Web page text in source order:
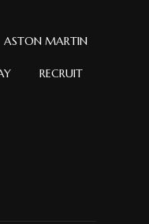
ASTON MARTIN
RECRUIT